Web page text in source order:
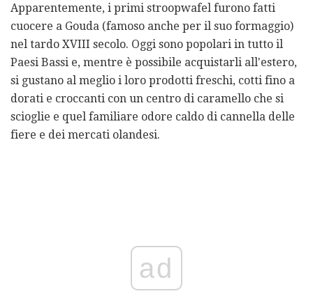
Apparentemente, i primi stroopwafel furono fatti
cuocere a Gouda (famoso anche per il suo formaggio)
nel tardo XVIII secolo. Oggi sono popolari in tutto il
Paesi Bassi e, mentre è possibile acquistarli all'estero,
si gustano al meglio i loro prodotti freschi, cotti fino a
dorati e croccanti con un centro di caramello che si
scioglie e quel familiare odore caldo di cannella delle
fiere e dei mercati olandesi.
ad